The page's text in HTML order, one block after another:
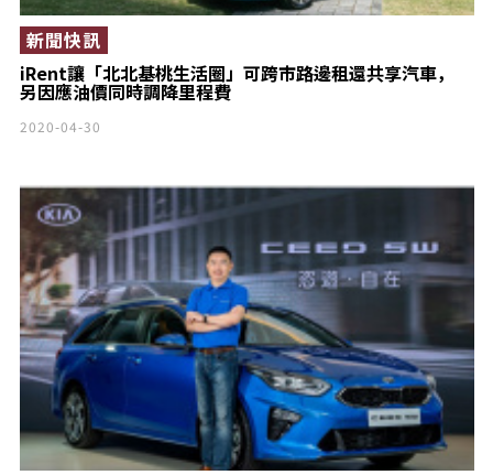
iRent讓「北北基桃生活圈」可跨市路邊租還共享汽車，
另因應油價同時調降里程費
新聞快訊
2020-04-30